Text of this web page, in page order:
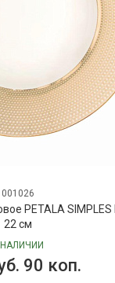
001026
PETALA SIMPLES
22 см
НАЛИЧИИ
90 коп.